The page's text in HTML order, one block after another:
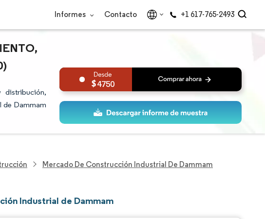
Informes Contacto +1 617-765-2493
de Dammam
4750
Mercado De Construcción Industrial De Dammam
Industrial de Dammam